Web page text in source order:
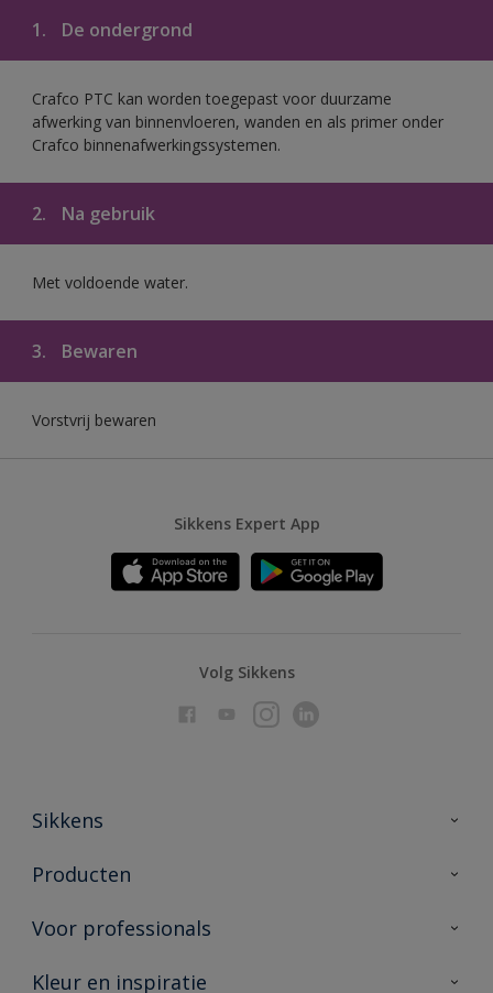
1. De ondergrond
Crafco PTC kan worden toegepast voor duurzame
afwerking van binnenvloeren, wanden en als primer onder
Crafco binnenafwerkingssystemen.
2. Na gebruik
Met voldoende water.
3. Bewaren
Vorstvrij bewaren
Sikkens Expert App
Volg Sikkens
Sikkens
Over Sikkens
Duurzaamheid
Producten
Producten voor binnen
Vind je verkooppunt
Voor professionals
Advies & service
Kleur en inspiratie